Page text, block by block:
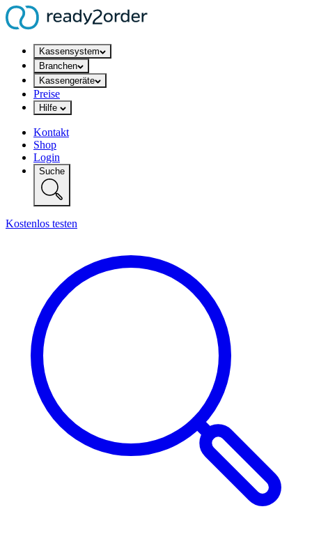
Kassensystem
Branchen
Kassengeräte
Preise
Hilfe
Kontakt
Shop
Login
Suche
Kostenlos testen